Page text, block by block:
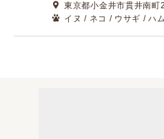
東京都小金井市貫井南町
イヌ / ネコ / ウサギ / ハ